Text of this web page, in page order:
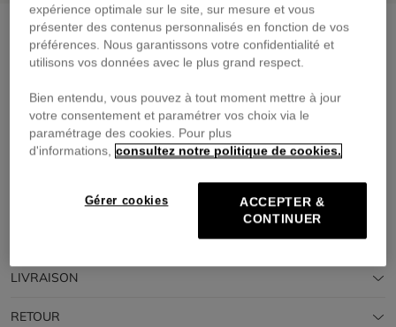
Casquette avec logoencre
29,00 €
Payez en 4 fois sans frais avec
🔒Paiement sécurisé & retours faciles
DESCRIPTION
COMPOSITION
LIVRAISON
RETOUR
expérience optimale sur le site, sur mesure et vous
présenter des contenus personnalisés en fonction de vos
préférences. Nous garantissons votre confidentialité et
utilisons vos données avec le plus grand respect.
Bien entendu, vous pouvez à tout moment mettre à jour
votre consentement et paramétrer vos choix via le
paramétrage des cookies. Pour plus
d'informations, consultez notre politique de cookies.
Gérer cookies
ACCEPTER &
CONTINUER